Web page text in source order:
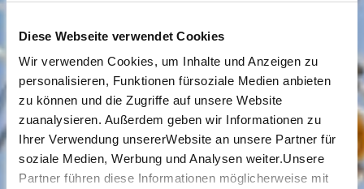
Diese Webseite verwendet Cookies
Wir verwenden Cookies, um Inhalte und Anzeigen zu
personalisieren, Funktionen fürsoziale Medien anbieten
zu können und die Zugriffe auf unsere Website
zuanalysieren. Außerdem geben wir Informationen zu
Ihrer Verwendung unsererWebsite an unsere Partner für
soziale Medien, Werbung und Analysen weiter.Unsere
Partner führen diese Informationen möglicherweise mit